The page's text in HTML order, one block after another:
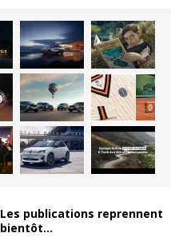
Les publications reprennent
bientôt…